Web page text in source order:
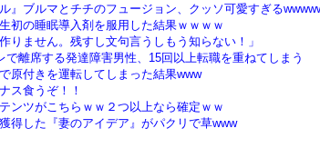
』ブルマとチチのフュージョン、クッソ可愛すぎる
初の睡眠導入剤を服用した結果ｗｗｗｗ
りません。残すし文句言うしもう知らない！」
で離席する発達障害男性、15回以上転職を重ねてしまう
原付きを運転してしまった結果www
ス食うぞ！！
ンツがこちらｗｗ２つ以上なら確定ｗｗ
得した『妻のアイデア』がパクリで草www